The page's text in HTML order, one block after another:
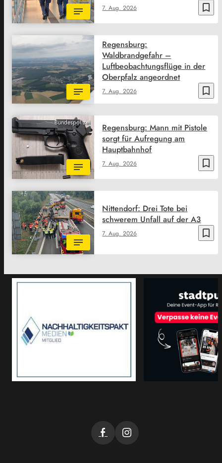
bookmark_border
7. Aug. 2026
bookmark_border
7. Aug. 2026
Regensburg:
Waldbrandgefahr –
Luftbeobachtungsflüge in der
Oberpfalz angeordnet
Bundespolizei
bookmark_border
7. Aug. 2026
Regensburg: Mann mit Pistole
sorgt für Aufregung am
Hauptbahnhof
bookmark_border
7. Aug. 2026
Nittendorf: Drei Tote bei
schwerem Unfall auf der A3